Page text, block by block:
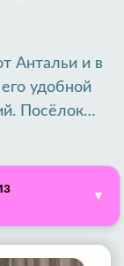
Антальи и в
удобной
Посёлок
и в 33 км
от таких
Алара,
и живописный
легко